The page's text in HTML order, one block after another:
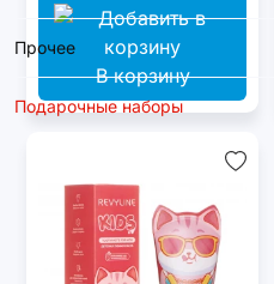
Прочее
Подарочные наборы
В корзину